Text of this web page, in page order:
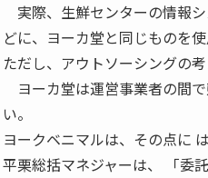
実際、生鮮センターの情報
どに、ヨーカ堂と同じものを
ただし、アウトソーシングの
ヨーカ堂は運営事業者の間
い。
ヨークベニマルは、その点に
平栗総括マネジャーは、 「委